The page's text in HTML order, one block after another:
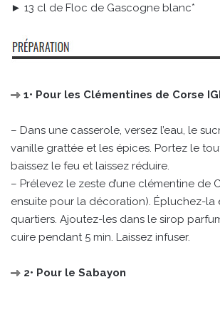
► 13 cl de Floc de Gascogne blanc*
1• Pour les Clémentines de Corse
– Dans une casserole, versez l’eau, le
vanille grattée et les épices. Portez le
baissez le feu et laissez réduire.
– Prélevez le zeste d’une clémentine de
ensuite pour la décoration). Épluchez-la
quartiers. Ajoutez-les dans le sirop
cuire pendant 5 min. Laissez infuser.
2• Pour le Sabayon